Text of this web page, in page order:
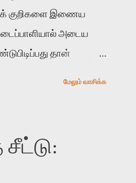
குறிகளை இணைய
அடைய
தான்
இருக்கும்?
அதற்கே.
மேலும் வாசிக்க